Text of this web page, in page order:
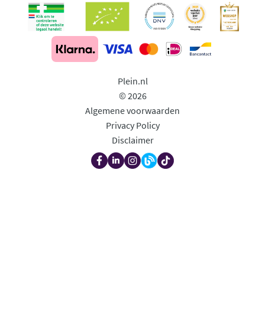
Plein.nl
© 2026
Algemene voorwaarden
Privacy Policy
Disclaimer